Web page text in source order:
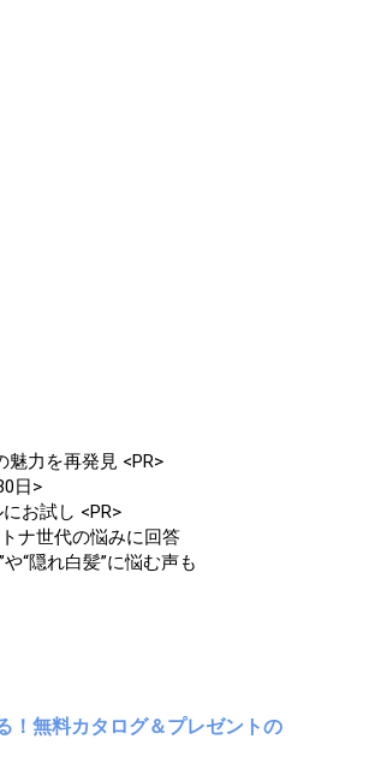
力を再発見 <PR>
日>
お試し <PR>
ナ世代の悩みに回答
“隠れ白髪”に悩む声も
！無料カタログ＆プレゼントの